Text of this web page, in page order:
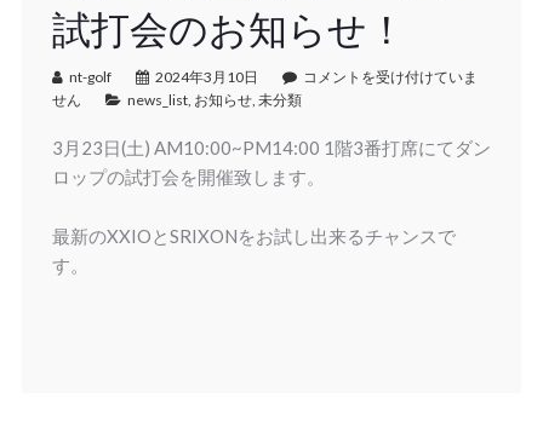
試打会のお知らせ！
nt-golf 2024年3月10日
コメントを受け付けていま
せん
news_list, お知らせ, 未分類
3月23日(土) AM10:00~PM14:00 1階3番打席にてダン
ロップの試打会を開催致します。
最新のXXIOとSRIXONをお試し出来るチャンスで
す。